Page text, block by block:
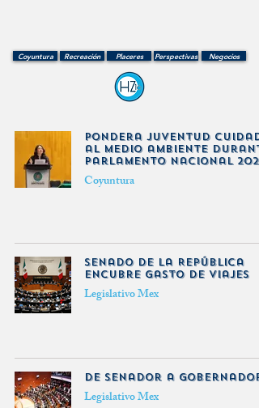
Coyuntura Recreación Placeres Negocios
Perspectivas
Pondera juventud
al medio ambiente
Parlamento Nacional 2026
Coyuntura
Senado de la República
encubre gasto de viajes
Legislativo Mex
De senador a gobernador
Legislativo Mex